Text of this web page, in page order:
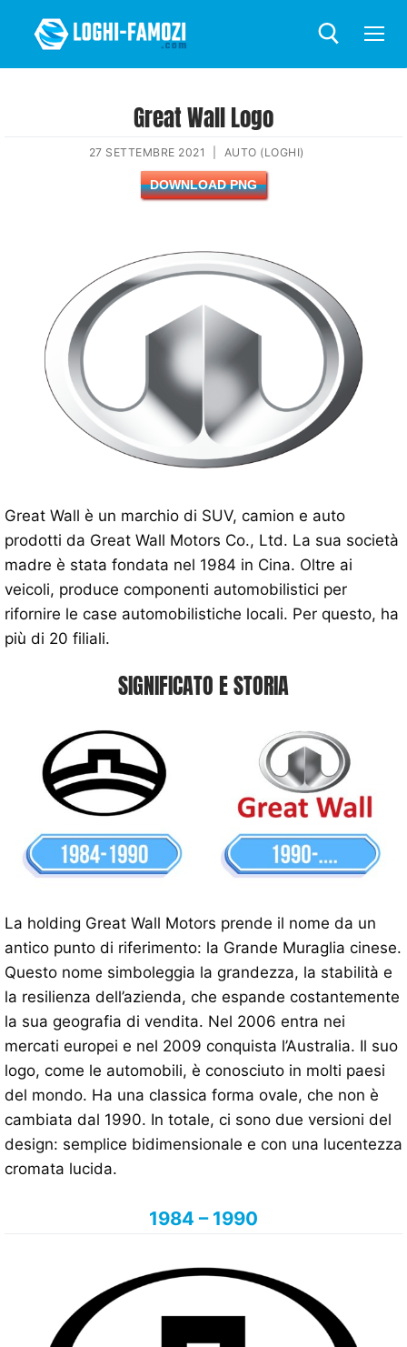
Great Wall Logo
27 SETTEMBRE 2021 AUTO (LOGHI)
DOWNLOAD PNG
Great Wall è un marchio di SUV, camion e auto
prodotti da Great Wall Motors Co., Ltd. La sua società
madre è stata fondata nel 1984 in Cina. Oltre ai
veicoli, produce componenti automobilistici per
rifornire le case automobilistiche locali. Per questo, ha
più di 20 filiali.
SIGNIFICATO E STORIA
La holding Great Wall Motors prende il nome da un
antico punto di riferimento: la Grande Muraglia cinese.
Questo nome simboleggia la grandezza, la stabilità e
la resilienza dell’azienda, che espande costantemente
la sua geografia di vendita. Nel 2006 entra nei
mercati europei e nel 2009 conquista l’Australia. Il suo
logo, come le automobili, è conosciuto in molti paesi
del mondo. Ha una classica forma ovale, che non è
cambiata dal 1990. In totale, ci sono due versioni del
design: semplice bidimensionale e con una lucentezza
cromata lucida.
1984 – 1990